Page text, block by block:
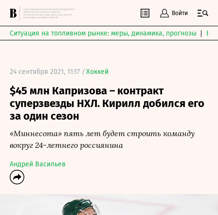
Войти
Ситуация на топливном рынке: меры, динамика, прогнозы
24 сентября 2021, 11:17 /Хоккей
$45 млн Капризова – контракт
суперзвезды НХЛ. Кирилл добился его
за один сезон
«Миннесота» пять лет будет строить команду
вокруг 24-летнего россиянина
Андрей Васильев